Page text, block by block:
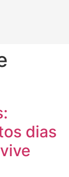
dias